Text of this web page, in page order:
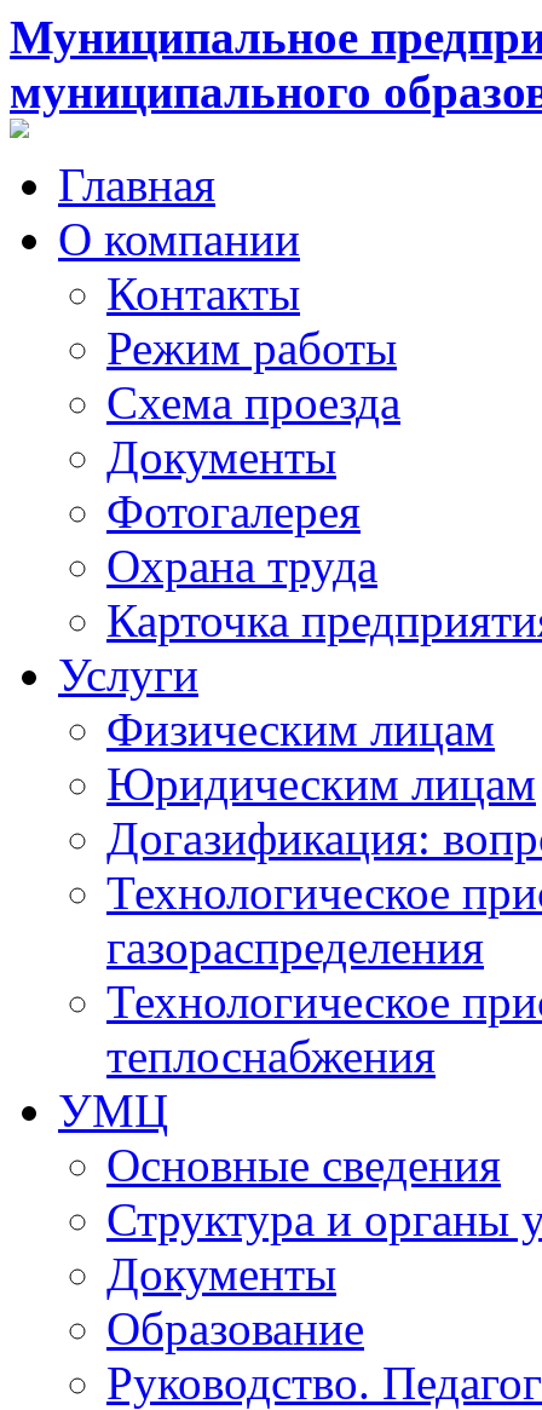
Муниципальное
муниципального
Главная
О компании
Контакты
Режим работы
Схема проезда
Документы
Фотогалерея
Охрана труда
Карточка
Услуги
Физическим лицам
Юридическим лицам
Догазификация:
Технологическое
газораспределения
Технологическое
теплоснабжения
УМЦ
Основные сведения
Структура и органы
Документы
Образование
Руководство.